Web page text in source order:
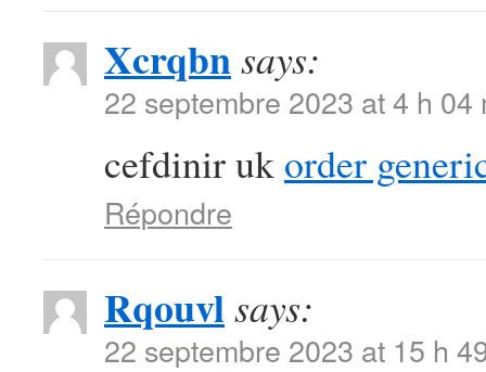
Xcrqbnsays:
22 septembre 2023 at 4 h 04
cefdinir uk order
Répondre
Rqouvlsays:
22 septembre 2023 at 15 h